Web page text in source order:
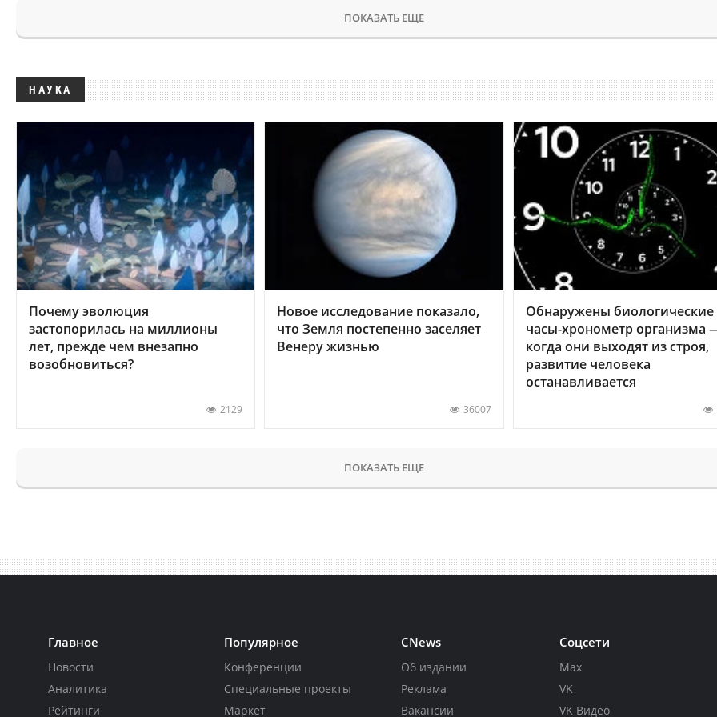
ПОКАЗАТЬ ЕЩЕ
НАУКА
Почему эволюция
застопорилась на миллионы
лет, прежде чем внезапно
возобновиться?
2129
Новое исследование показало,
что Земля постепенно заселяет
Венеру жизнью
36007
Обнаружены биологические
часы-хронометр организма
когда они выходят из строя,
развитие человека
останавливается
ПОКАЗАТЬ ЕЩЕ
Главное
Новости
Аналитика
Рейтинги
Популярное
Конференции
Специальные проекты
Маркет
CNews
Об издании
Реклама
Вакансии
Соцсети
Max
VK
VK Видео